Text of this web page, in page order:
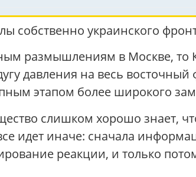
собственно украинского
размышлениям в Москве,
давления на весь восточный
этапом более широкого
слишком хорошо знает,
идет иначе: сначала
реакции, и только